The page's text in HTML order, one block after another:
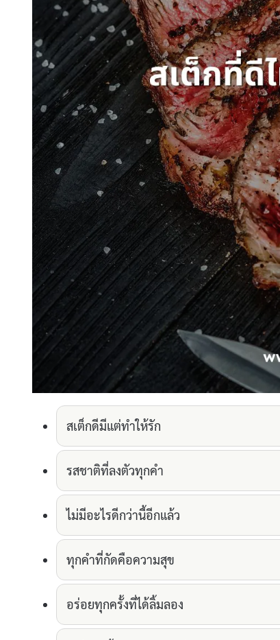
สเต็กดีมีแต่ทำให้รัก
รสชาติที่ลงตัวทุกคำ
ไม่มีอะไรดีกว่านี้อีกแล้ว
ทุกคำที่กัดคือความสุข
อร่อยทุกครั้งที่ได้ลิ้มลอง